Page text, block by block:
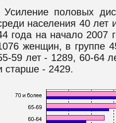
Усиление половых
населения 40 лет
года на начало 2007
женщин, в группе
59 лет - 1289, 60-64
старше - 2429.